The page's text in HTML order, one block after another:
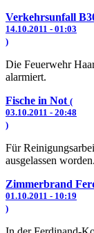
Verkehrsunfall
14.10.2011 - 01:03
)
Die Feuerwehr
alarmiert.
Fische in Not (
03.10.2011 - 20:48
)
Für
ausgelassen worden.
Zimmerbrand
01.10.2011 - 10:19
)